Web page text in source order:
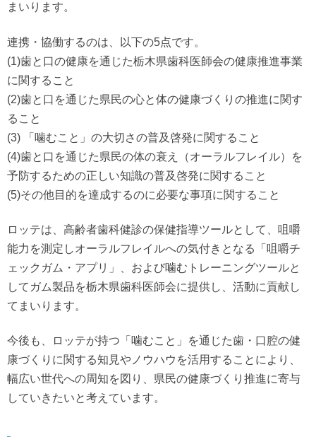
まいります。
連携・協働するのは、以下の5点です。
(1)歯と口の健康を通じた栃木県歯科医師会の健康推進事業
に関すること
(2)歯と口を通じた県民の心と体の健康づくりの推進に関す
ること
(3) 「噛むこと」の大切さの普及啓発に関すること
(4)歯と口を通じた県民の体の衰え（オーラルフレイル）を
予防するための正しい知識の普及啓発に関すること
(5)その他目的を達成するのに必要な事項に関すること
ロッテは、高齢者歯科健診の保健指導ツールとして、咀嚼
能力を測定しオーラルフレイルへの気付きとなる「咀嚼チ
ェックガム・アプリ」、および噛むトレーニングツールと
してガム製品を栃木県歯科医師会に提供し、活動に貢献し
てまいります。
今後も、ロッテが持つ「噛むこと」を通じた歯・口腔の健
康づくりに関する知見やノウハウを活用することにより、
幅広い世代への周知を図り、県民の健康づくり推進に寄与
していきたいと考えています。